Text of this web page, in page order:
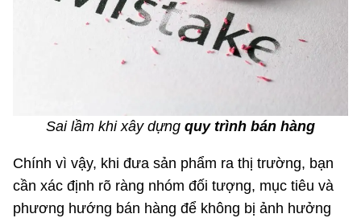
Sai lầm khi xây dựng quy trình bán hàng
Chính vì vậy, khi đưa sản phẩm ra thị trường, bạn
cần xác định rõ ràng nhóm đối tượng, mục tiêu và
phương hướng bán hàng để không bị ảnh hưởng